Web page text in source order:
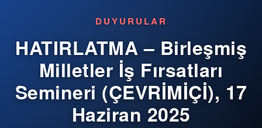
DUYURULAR
HATIRLATMA – Birleşmiş
Milletler İş Fırsatları
Semineri (ÇEVRİMİÇİ), 17
Haziran 2025